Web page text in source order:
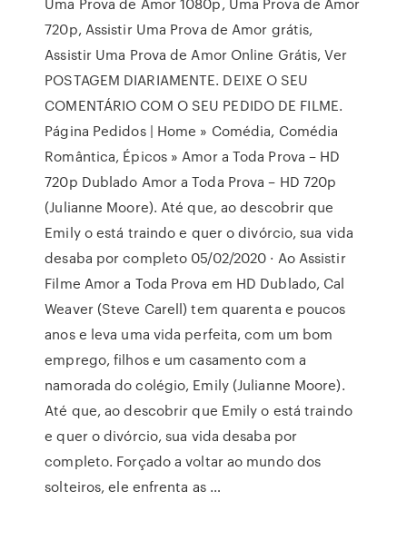
720p, Assistir Uma Prova de Amor grátis,
Assistir Uma Prova de Amor Online Grátis, Ver
POSTAGEM DIARIAMENTE. DEIXE O SEU
COMENTÁRIO COM O SEU PEDIDO DE FILME.
Página Pedidos | Home » Comédia, Comédia
Romântica, Épicos » Amor a Toda Prova – HD
720p Dublado Amor a Toda Prova – HD 720p
(Julianne Moore). Até que, ao descobrir que
Emily o está traindo e quer o divórcio, sua vida
desaba por completo 05/02/2020 · Ao Assistir
Filme Amor a Toda Prova em HD Dublado, Cal
Weaver (Steve Carell) tem quarenta e poucos
anos e leva uma vida perfeita, com um bom
emprego, filhos e um casamento com a
namorada do colégio, Emily (Julianne Moore).
Até que, ao descobrir que Emily o está traindo
e quer o divórcio, sua vida desaba por
completo. Forçado a voltar ao mundo dos
solteiros, ele enfrenta as …